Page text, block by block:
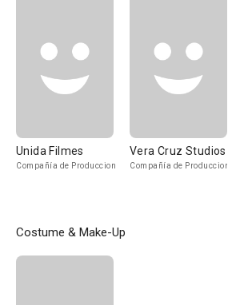
Unida Filmes
Compañía de Produccion
Vera Cruz Studios
Compañía de Produccion
Costume & Make-Up